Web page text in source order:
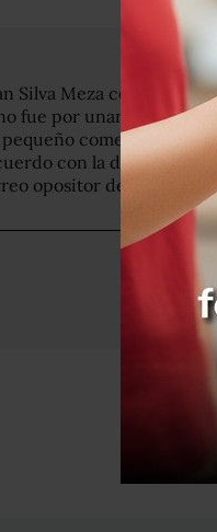
Silva Meza como
fue por unanimidad
comentario de
con la designación
opositor de los